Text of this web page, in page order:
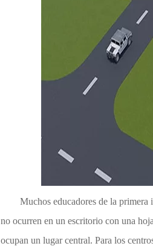
Muchos educadores de la primera
no ocurren en un escritorio con una
ocupan un lugar central. Para los